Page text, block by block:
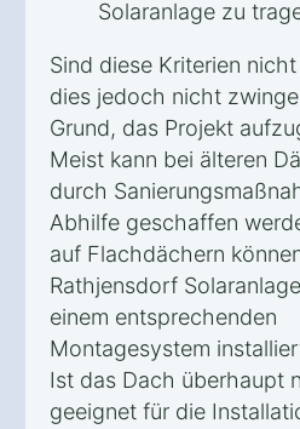
Solaranlage zu
Sind diese Kriterien
dies jedoch nicht
Grund, das Projekt
Meist kann bei älteren
durch
Abhilfe geschaffen
auf Flachdächern
Rathjensdorf
einem entsprechenden
Montagesystem
Ist das Dach überhaupt
geeignet für die